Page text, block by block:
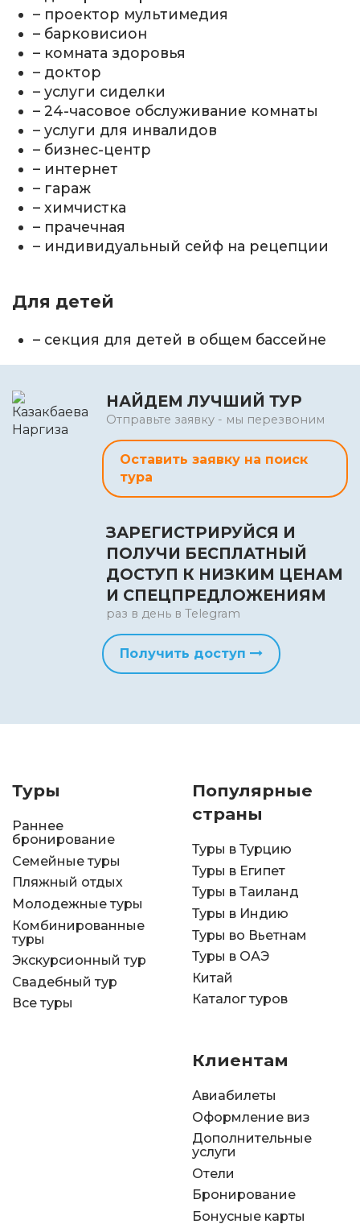
– проектор мультимедия
– барковисион
– комната здоровья
– доктор
– услуги сиделки
– 24-часовое обслуживание комнаты
– услуги для инвалидов
– бизнес-центр
– интернет
– гараж
– химчистка
– прачечная
– индивидуальный сейф на рецепции
Для детей
– секция для детей в общем бассейне
НАЙДЕМ ЛУЧШИЙ ТУР
Отправьте заявку - мы перезвоним
Оставить заявку на поиск
тура
ЗАРЕГИСТРИРУЙСЯ И
ПОЛУЧИ БЕСПЛАТНЫЙ
ДОСТУП К НИЗКИМ ЦЕНАМ
И СПЕЦПРЕДЛОЖЕНИЯМ
раз в день в Telegram
Получить доступ
Туры
Раннее
бронирование
Семейные туры
Пляжный отдых
Молодежные туры
Комбинированные
туры
Экскурсионный тур
Свадебный тур
Все туры
Популярные
страны
Туры в Турцию
Туры в Египет
Туры в Таиланд
Туры в Индию
Туры во Вьетнам
Туры в ОАЭ
Китай
Каталог туров
Клиентам
Авиабилеты
Оформление виз
Дополнительные
услуги
Отели
Бронирование
Бонусные карты